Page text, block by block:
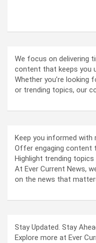
We focus on delivering
content that keeps you
Whether you’re looking
or trending topics, our
Keep you informed with
Offer engaging content
Highlight trending
At Ever Current News,
on the news that
Stay Updated. Stay
Explore more at Ever